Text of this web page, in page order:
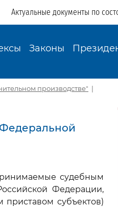
Актуальные документы по
Законы
производстве" |
Федеральной
судебным
Федерации,
субъектов)